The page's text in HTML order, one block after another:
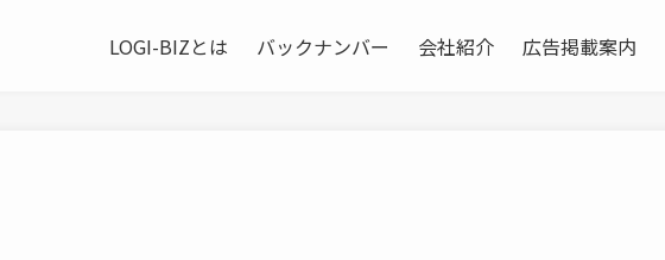
LOGI-BIZとは バックナンバー 会社紹介 広告掲載案内